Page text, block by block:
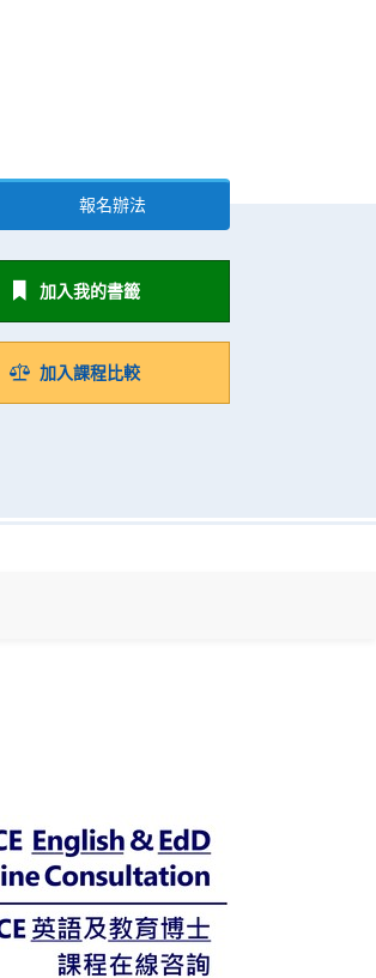
報名辦法
加入我的書籤
加入課程比較